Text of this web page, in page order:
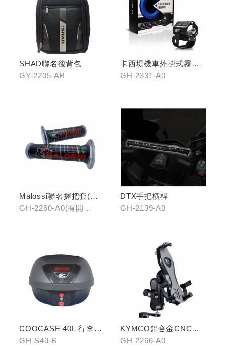
SHAD聯名後背包
GY-2205-AB
卡西堤機車外掛式霧燈
組(雙燈)
GH-2331-A0
Malossi聯名握把套(有
開口)/(無開口)
GH-2260-A0(有開
DTX手把橫桿
GH-2139-A0
COOCASE 40L 行李箱(
黑)
GH-S40-B
KYMCO鋁合金CNC減
震手機架
GH-2266-A0